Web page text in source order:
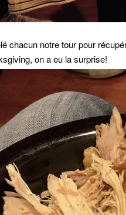
chacun notre tour pour
on a eu la surprise!